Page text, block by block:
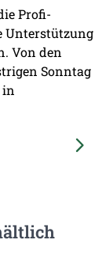
Profi-
Unterstützung
Von den
Sonntag
in